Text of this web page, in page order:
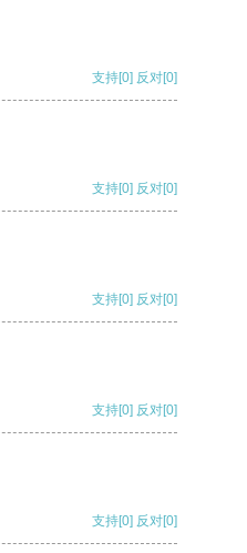
支持[0] 反对[0]
支持[0] 反对[0]
支持[0] 反对[0]
支持[0] 反对[0]
支持[0] 反对[0]